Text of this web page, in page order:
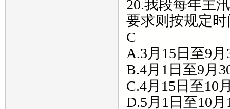
20.我段每年主
要求则按规定
C
A.3月15日至9月
B.4月1日至9月
C.4月15日至10
D.5月1日至10月